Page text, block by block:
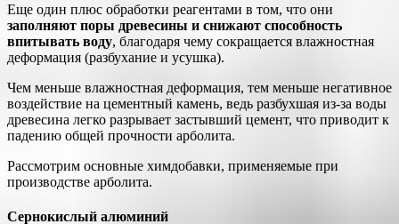
Еще один плюс обработки реагентами в том, что они
заполняют поры древесины и снижают способность
впитывать воду, благодаря чему сокращается влажностная
деформация (разбухание и усушка).
Чем меньше влажностная деформация, тем меньше негативное
воздействие на цементный камень, ведь разбухшая из-за воды
древесина легко разрывает застывший цемент, что приводит к
падению общей прочности арболита.
Рассмотрим основные химдобавки, применяемые при
производстве арболита.
Сернокислый алюминий